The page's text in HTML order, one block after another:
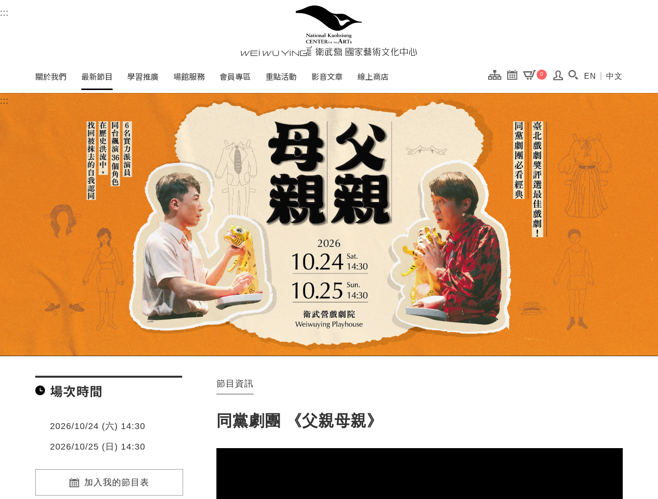
衛武營國家藝術文化中心
中央內容區塊，為本頁主要內容區。
::: 衛武營國家藝術文化中心 National
關於我們 最新節目 學習推廣 場館服務 會員專區 重點活動 影音文章 線上商店 0 搜尋(開啟搜尋視窗)
EN 中文
::: 中央內容區塊，為本頁主要內容區。
場次時間
2026/10/24 (六) 14:30
2026/10/25 (日) 14:30
加入我的節目表
節目資訊
同黨劇團 《父親母親》